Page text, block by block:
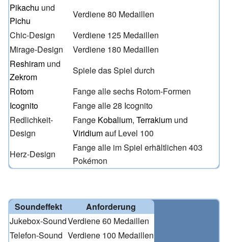
Pikachu und
Pichu
Verdiene 80 Medaillen
Chic-Design
Verdiene 125 Medaillen
Mirage-Design
Verdiene 180 Medaillen
Reshiram und
Zekrom
Spiele das Spiel durch
Rotom
Fange alle sechs Rotom-Formen
Icognito
Fange alle 28 Icognito
Redlichkeit-
Design
Fange Kobalium, Terrakium und
Viridiumauf Level 100
Herz-Design
Fange alle im Spiel erhältlichen 403
Pokémon
Soundeffekt
Anforderung
Jukebox-SoundVerdiene 60 Medaillen
Telefon-Sound Verdiene 100 Medaillen